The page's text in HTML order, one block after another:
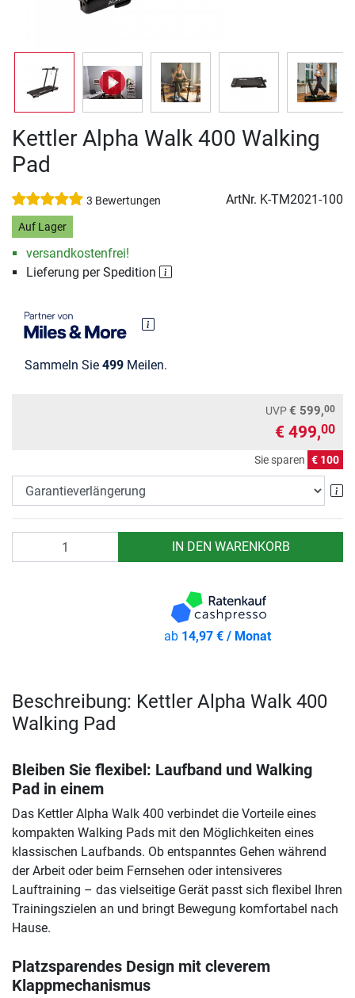
Kettler Alpha Walk 400 Walking
Pad
3 Bewertungen ArtNr. K-TM2021-100
Auf Lager
versandkostenfrei!
Lieferung per Spedition
Sammeln Sie 499 Meilen.
UVP€ 599,00
€ 499,00
Sie sparen € 100
IN DEN WARENKORB
ab 14,97 € / Monat
Beschreibung: Kettler Alpha Walk 400
Walking Pad
Bleiben Sie flexibel: Laufband und Walking
Pad in einem
Das Kettler Alpha Walk 400 verbindet die Vorteile eines
kompakten Walking Pads mit den Möglichkeiten eines
klassischen Laufbands. Ob entspanntes Gehen während
der Arbeit oder beim Fernsehen oder intensiveres
Lauftraining – das vielseitige Gerät passt sich flexibel Ihren
Trainingszielen an und bringt Bewegung komfortabel nach
Hause.
Platzsparendes Design mit cleverem
Klappmechanismus